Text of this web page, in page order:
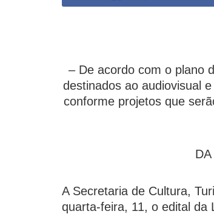
– De acordo com o plano
destinados ao audiovisual
conforme projetos que
A Secretaria de Cultura,
quarta-feira, 11, o edital da